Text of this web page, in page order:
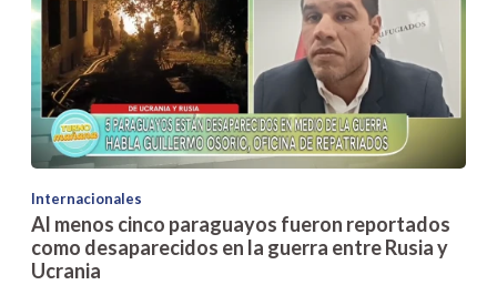
Internacionales
Al menos cinco paraguayos fueron reportados
como desaparecidos en la guerra entre Rusia y
Ucrania